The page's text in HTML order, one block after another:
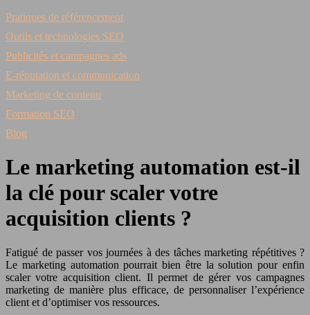
Pratiques de référencement
Outils et technologies SEO
Publicités et campagnes ads
E-réputation et communication
Marketing de contenu
Formation SEO
Blog
Le marketing automation est-il
la clé pour scaler votre
acquisition clients ?
Fatigué de passer vos journées à des tâches marketing répétitives ?
Le marketing automation pourrait bien être la solution pour enfin
scaler votre acquisition client. Il permet de gérer vos campagnes
marketing de manière plus efficace, de personnaliser l’expérience
client et d’optimiser vos ressources.